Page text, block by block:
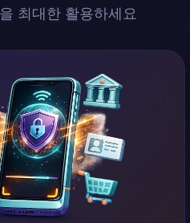
최대한 활용하세요